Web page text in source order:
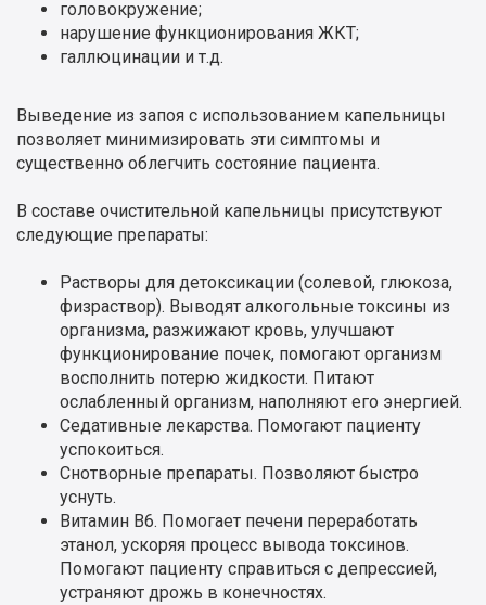
головокружение;
нарушение функционирования ЖКТ;
галлюцинации и т.д.
Выведение из запоя с использованием капельницы
позволяет минимизировать эти симптомы и
существенно облегчить состояние пациента.
В составе очистительной капельницы присутствуют
следующие препараты:
Растворы для детоксикации (солевой, глюкоза,
физраствор). Выводят алкогольные токсины из
организма, разжижают кровь, улучшают
функционирование почек, помогают организм
восполнить потерю жидкости. Питают
ослабленный организм, наполняют его энергией.
Седативные лекарства. Помогают пациенту
успокоиться.
Снотворные препараты. Позволяют быстро
уснуть.
Витамин В6. Помогает печени переработать
этанол, ускоряя процесс вывода токсинов.
Помогают пациенту справиться с депрессией,
устраняют дрожь в конечностях.